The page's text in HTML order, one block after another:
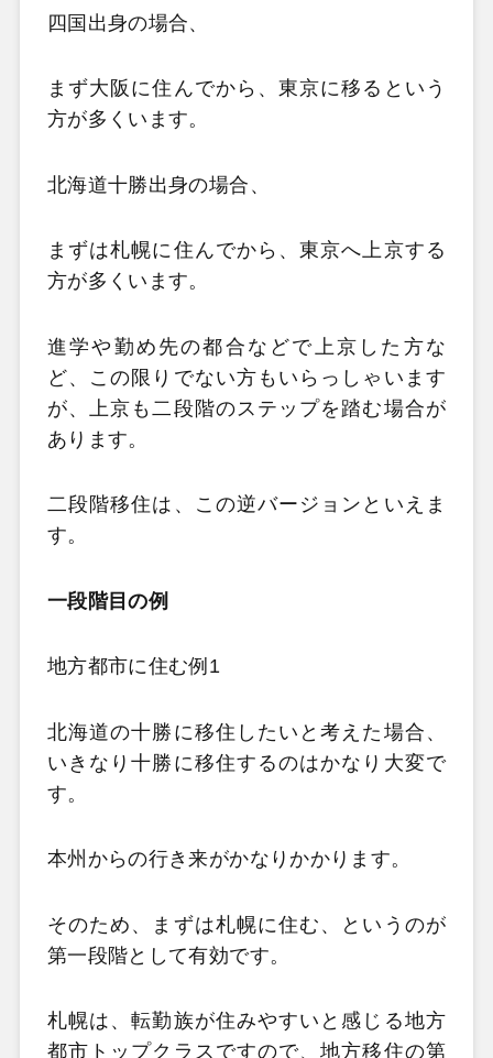
四国出身の場合、
まず大阪に住んでから、東京に移るという
方が多くいます。
北海道十勝出身の場合、
まずは札幌に住んでから、東京へ上京する
方が多くいます。
進学や勤め先の都合などで上京した方な
ど、この限りでない方もいらっしゃいます
が、上京も二段階のステップを踏む場合が
あります。
二段階移住は、この逆バージョンといえま
す。
一段階目の例
地方都市に住む例1
北海道の十勝に移住したいと考えた場合、
いきなり十勝に移住するのはかなり大変で
す。
本州からの行き来がかなりかかります。
そのため、まずは札幌に住む、というのが
第一段階として有効です。
札幌は、転勤族が住みやすいと感じる地方
都市トップクラスですので、地方移住の第